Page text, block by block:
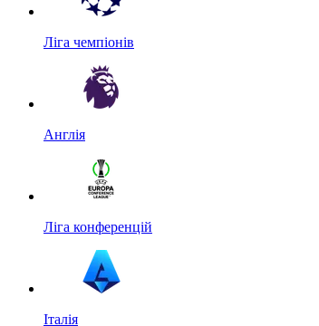
Ліга чемпіонів
Англія
Ліга конференцій
Італія